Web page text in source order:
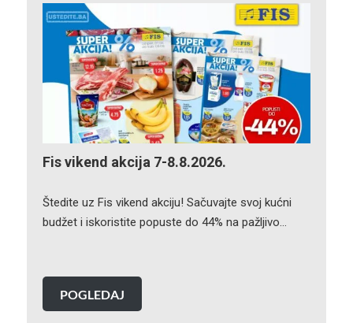
Fis vikend akcija 7-8.8.2026.
Štedite uz Fis vikend akciju! Sačuvajte svoj kućni
budžet i iskoristite popuste do 44% na pažljivo…
POGLEDAJ